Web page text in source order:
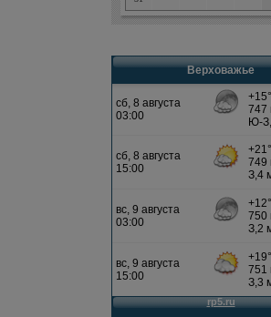
Верховажье